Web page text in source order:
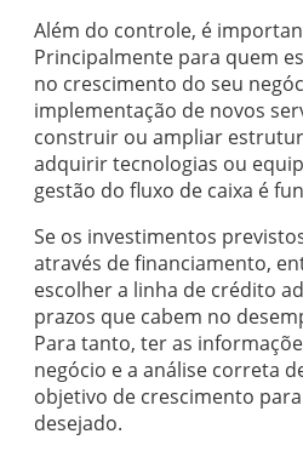
Além do controle, é
Principalmente para quem
no crescimento do seu
implementação de novos
construir ou ampliar
adquirir tecnologias ou
gestão do fluxo de caixa é
Se os investimentos
através de financiamento,
escolher a linha de crédito
prazos que cabem no
Para tanto, ter as
negócio e a análise correta
objetivo de crescimento
desejado.